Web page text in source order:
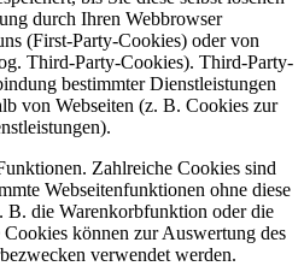
durch Ihren Webbrowser
(First-Party-Cookies) oder von
Third-Party-Cookies). Third-Party-
bestimmter Dienstleistungen
von Webseiten (z. B. Cookies zur
Zahlreiche Cookies sind
Webseitenfunktionen ohne diese
die Warenkorbfunktion oder die
können zur Auswertung des
verwendet werden.